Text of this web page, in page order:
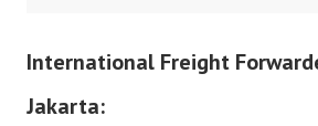
yang tidak optimal
menimbulkan ekonomi
International Freight
Jakarta: